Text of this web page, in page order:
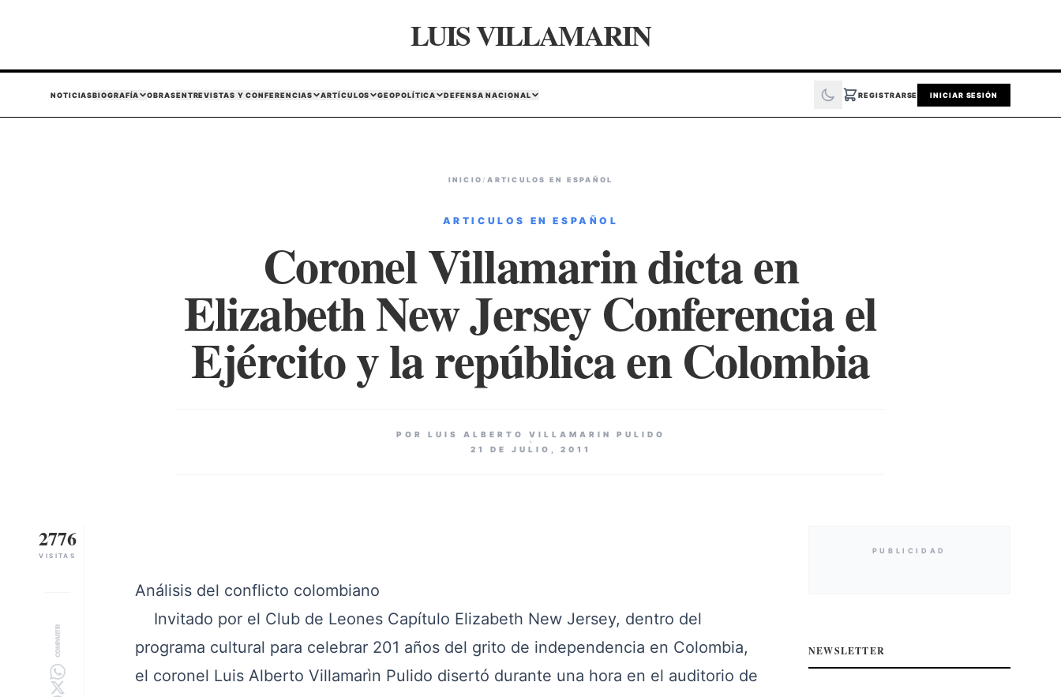
LUIS VILLAMARIN
NOTICIASBIOGRAFÍA OBRASENTREVISTAS Y CONFERENCIAS ARTÍCULOS GEOPOLÍTICA DEFENSA NACIONAL REGISTRARSE INICIAR SESIÓN
INICIO /ARTICULOS EN ESPAÑOL
ARTICULOS EN ESPAÑOL
Coronel Villamarin dicta en
Elizabeth New Jersey Conferencia el
Ejército y la república en Colombia
POR LUIS ALBERTO VILLAMARIN PULIDO
21 DE JULIO, 2011
2776
VISITAS
COMPARTIR
Análisis del conflicto colombiano
Invitado por el Club de Leones Capítulo Elizabeth New Jersey, dentro del
programa cultural para celebrar 201 años del grito de independencia en Colombia,
el coronel Luis Alberto Villamarìn Pulido disertó durante una hora en el auditorio de
PUBLICIDAD
NEWSLETTER